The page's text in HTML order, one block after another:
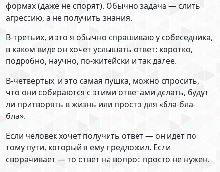
формах (даже не спорят). Обычно задача — слить
агрессию, а не получить знания.
В-третьих, и это я обычно спрашиваю у собеседника,
в каком виде он хочет услышать ответ: коротко,
подробно, научно, по-житейски и так далее.
В-четвертых, и это самая пушка, можно спросить,
что они собираются с этими ответами делать, будут
ли притворять в жизнь или просто для «бла-бла-
бла».
Если человек хочет получить ответ — он идет по
тому пути, который я ему предложил. Если
сворачивает — то ответ на вопрос просто не нужен.